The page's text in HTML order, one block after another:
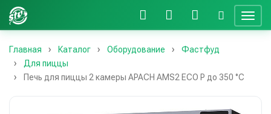
Главная Каталог Оборудование
Фастфуд
Для пиццы
Печь для пиццы 2 камеры APACH AMS2 ECO P до 350 °С